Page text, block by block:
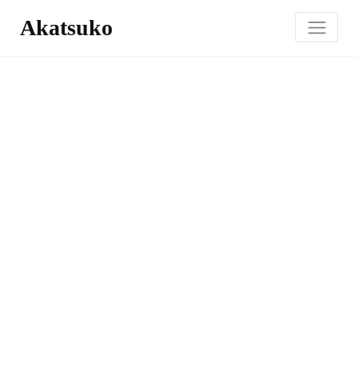
Akatsuko